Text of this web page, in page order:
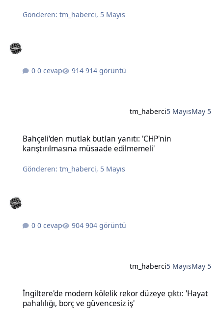
Gönderen:tm_haberci, 5 Mayıs
0 cevap 914 görüntü
tm_haberci5 MayısMay 5
Bahçeli'den mutlak butlan yanıtı: 'CHP'nin
karıştırılmasına müsaade edilmemeli'
Gönderen:tm_haberci, 5 Mayıs
0 cevap 904 görüntü
tm_haberci5 MayısMay 5
İngiltere'de modern kölelik rekor düzeye çıktı: 'Hayat
pahalılığı, borç ve güvencesiz iş'